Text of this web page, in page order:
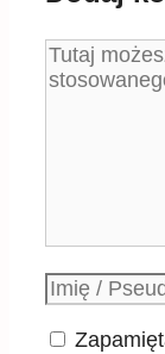
Komentarz
Podpis